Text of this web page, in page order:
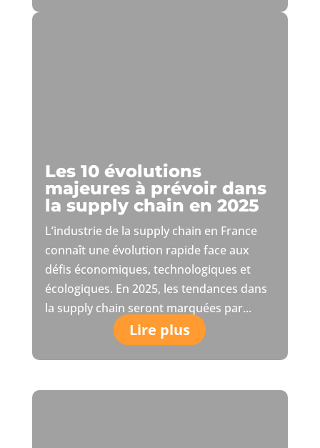
Les 10 évolutions
majeures à prévoir dans
la supply chain en 2025
L’industrie de la supply chain en France
connaît une évolution rapide face aux
défis économiques, technologiques et
écologiques. En 2025, les tendances dans
la supply chain seront marquées par...
Lire plus